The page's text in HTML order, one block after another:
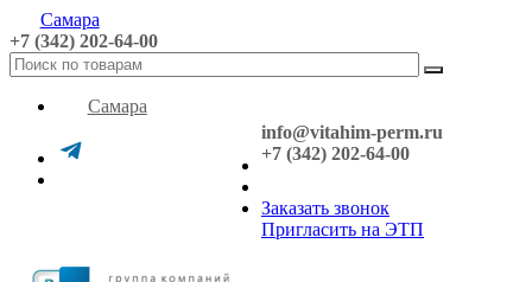
Самара
+7 (342) 202-64-00
Самара
info@vitahim-perm.ru
+7 (342) 202-64-00
Заказать звонок
Пригласить на ЭТП